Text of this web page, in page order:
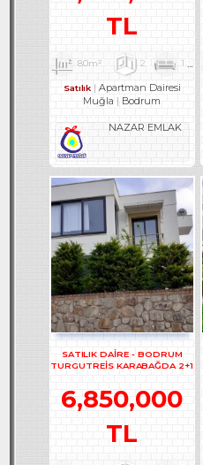
TL
80m² 2 1
Satılık
Apartman Dairesi
Muğla
Bodrum
NAZAR EMLAK
SATILIK DAİRE - BODRUM
TURGUTREİS KARABAĞDA 2+1
6,850,000
TL